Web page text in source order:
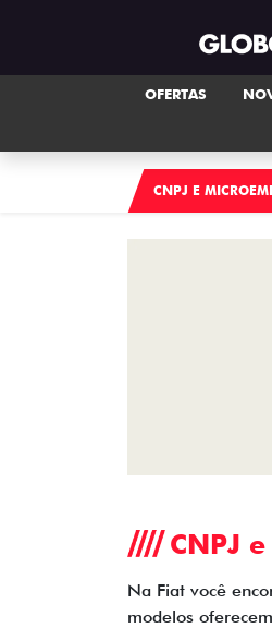
OFERTAS
CNPJ E
CNPJ
Na Fiat você
modelos